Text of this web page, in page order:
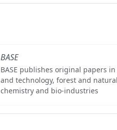
BASE
BASE publishes original papers
and technology, forest and
chemistry and bio-industries